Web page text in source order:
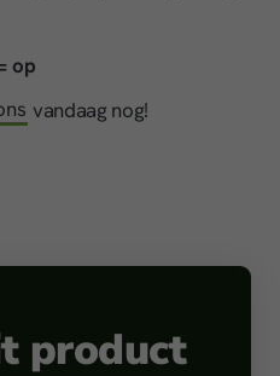
op
vandaag nog!
product